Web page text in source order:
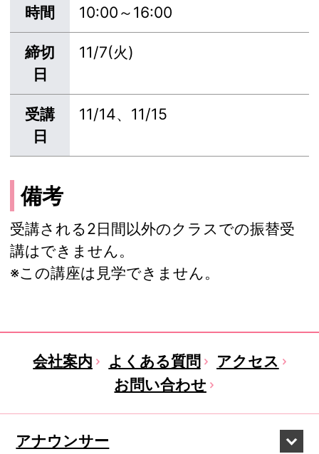
時間 10:00～16:00
締切
日
11/7(火)
受講
日
11/14、11/15
備考
受講される2日間以外のクラスでの振替受
講はできません。
※この講座は見学できません。
会社案内 よくある質問
アクセス
お問い合わせ
アナウンサー